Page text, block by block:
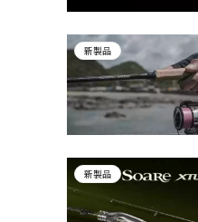
新製品
新製品